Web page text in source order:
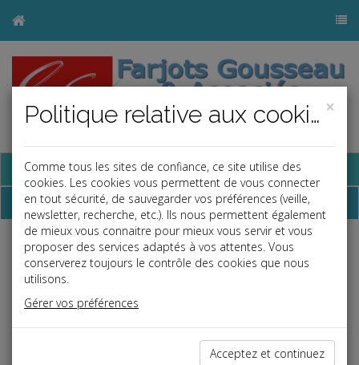
Base documentaire
Dépêches
j a
b
Vie des affaires
Date: 2025-06-17
DES PRODUITS ET SERVICES « ACCESSIBLES »
À partir du 28 juin 2025, certains produits et services devront
répondre aux normes prévues par la directive européenne en
×
Politique relative aux cookies
Comme tous les sites de confiance, ce site utilise des
cookies. Les cookies vous permettent de vous connecter
en tout sécurité, de sauvegarder vos préférences (veille,
newsletter, recherche, etc.). Ils nous permettent également
de mieux vous connaitre pour mieux vous servir et vous
proposer des services adaptés à vos attentes. Vous
conserverez toujours le contrôle des cookies que nous
utilisons.
Gérer vos préférences
Acceptez et continuez